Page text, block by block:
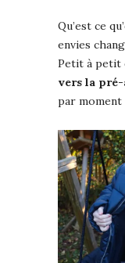
Qu’est ce
envies
Petit à petit
vers la pré-
par moment